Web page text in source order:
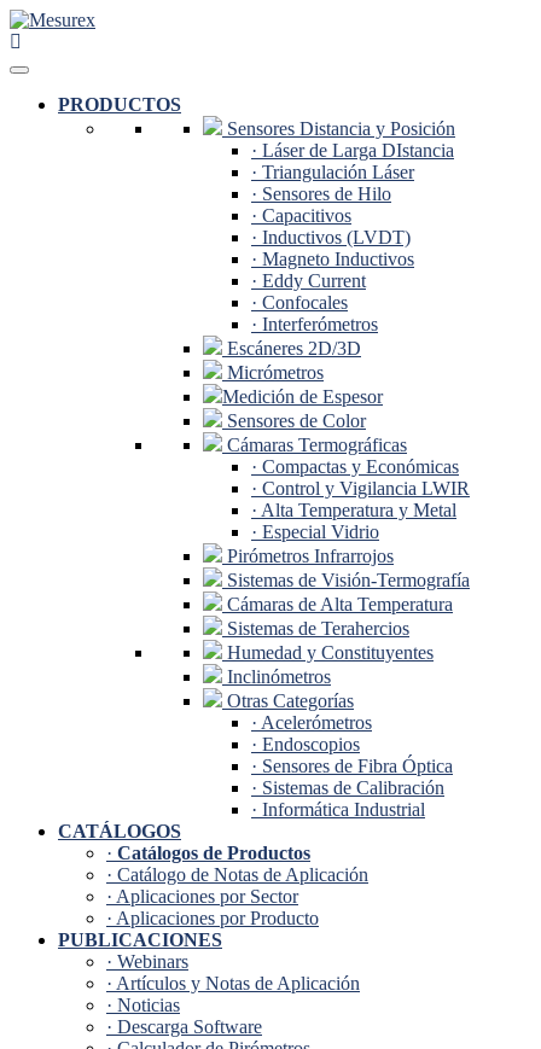
Saltar
al
contenido
PRODUCTOS
Sensores Distancia y Posición
· Láser de Larga DIstancia
· Triangulación Láser
· Sensores de Hilo
· Capacitivos
· Inductivos (LVDT)
· Magneto Inductivos
· Eddy Current
· Confocales
· Interferómetros
Escáneres 2D/3D
Micrómetros
Medición de Espesor
Sensores de Color
Cámaras Termográficas
· Compactas y Económicas
· Control y Vigilancia LWIR
· Alta Temperatura y Metal
· Especial Vidrio
Pirómetros Infrarrojos
Sistemas de Visión-Termografía
Cámaras de Alta Temperatura
Sistemas de Terahercios
Humedad y Constituyentes
Inclinómetros
Otras Categorías
· Acelerómetros
· Endoscopios
· Sensores de Fibra Óptica
· Sistemas de Calibración
· Informática Industrial
CATÁLOGOS
· Catálogos de Productos
· Catálogo de Notas de Aplicación
· Aplicaciones por Sector
· Aplicaciones por Producto
PUBLICACIONES
· Webinars
· Artículos y Notas de Aplicación
· Noticias
· Descarga Software